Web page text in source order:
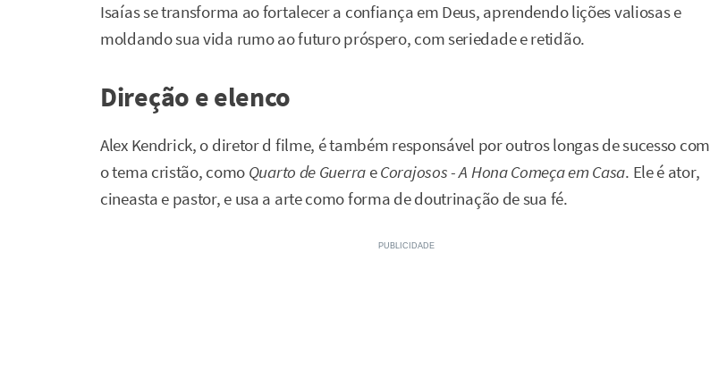
Isaías se transforma ao fortalecer a confiança em Deus, aprendendo lições valiosas e
moldando sua vida rumo ao futuro próspero, com seriedade e retidão.
Direção e elenco
Alex Kendrick, o diretor d filme, é também responsável por outros longas de sucesso com
o tema cristão, como Quarto de Guerra eCorajosos - A Hona Começa em Casa. Ele é ator,
cineasta e pastor, e usa a arte como forma de doutrinação de sua fé.